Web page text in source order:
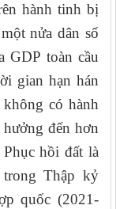
hành tinh bị
nửa dân số
GDP toàn cầu
gian hạn hán
có hành
đến hơn
hồi đất là
Thập kỷ
quốc (2021-